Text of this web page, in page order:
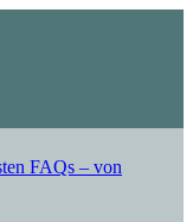
FAQs – von